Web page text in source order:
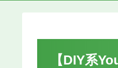
【DIY系